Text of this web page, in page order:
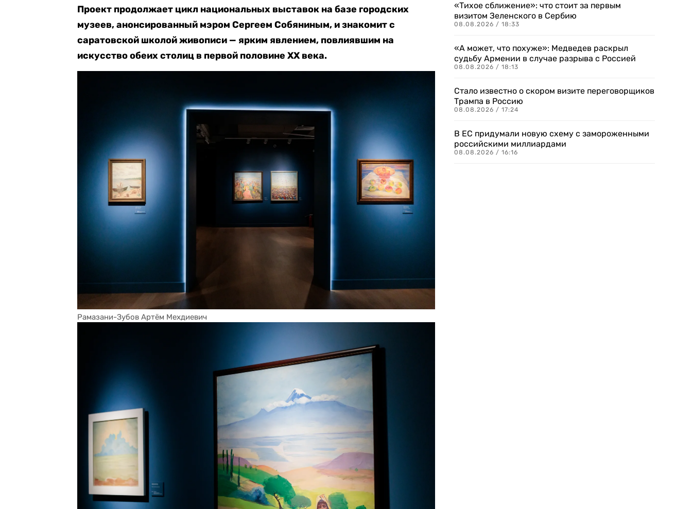
Проект продолжает цикл национальных выставок на базе городских
музеев, анонсированный мэром Сергеем Собяниным, и знакомит с
саратовской школой живописи — ярким явлением, повлиявшим на
искусство обеих столиц в первой половине XX века.
Рамазани-Зубов Артём Мехдиевич
«Тихое сближение»: что стоит за первым
визитом Зеленского в Сербию
08.08.2026 / 18:33
«А может, что похуже»: Медведев раскрыл
судьбу Армении в случае разрыва с Россией
08.08.2026 / 18:13
Стало известно о скором визите переговорщиков
Трампа в Россию
08.08.2026 / 17:24
В ЕС придумали новую схему с замороженными
российскими миллиардами
08.08.2026 / 16:16